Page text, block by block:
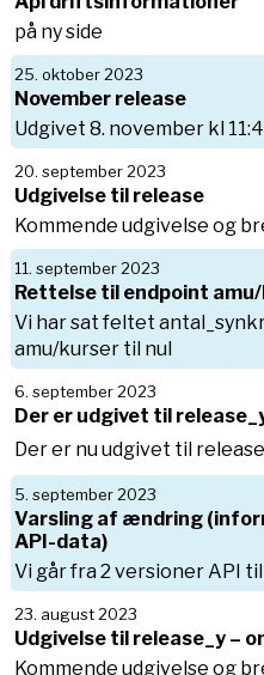
på ny side
25. oktober 2023
November release
Udgivet 8. november kl
20. september 2023
Udgivelse til release
Kommende udgivelse og
11. september 2023
Rettelse til endpoint
Vi har sat feltet
amu/kurser til nul
6. september 2023
Der er udgivet til
Der er nu udgivet til
5. september 2023
Varsling af ændring
API-data)
Vi går fra 2 versioner API til
23. august 2023
Udgivelse til release_y –
Kommende udgivelse og